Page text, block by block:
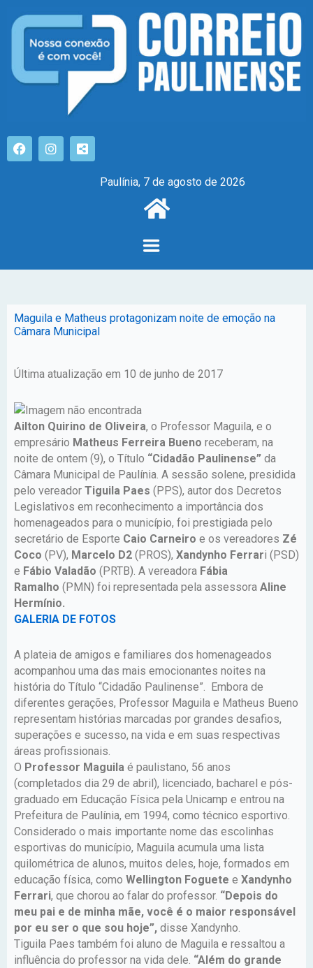
Paulínia, 7 de agosto de 2026
Maguila e Matheus protagonizam noite de emoção na
Câmara Municipal
Última atualização em 10 de junho de 2017
Ailton Quirino de Oliveira, o Professor Maguila, e o
empresário Matheus Ferreira Bueno receberam, na
noite de ontem (9), o Título “Cidadão Paulinense” da
Câmara Municipal de Paulínia. A sessão solene, presidida
pelo vereador Tiguila Paes (PPS), autor dos Decretos
Legislativos em reconhecimento a importância dos
homenageados para o município, foi prestigiada pelo
secretário de Esporte Caio Carneiro e os vereadores Zé
Coco (PV), Marcelo D2 (PROS), Xandynho Ferrari (PSD)
e Fábio Valadão (PRTB). A vereadora Fábia
Ramalho (PMN) foi representada pela assessora Aline
Hermínio.
GALERIA DE FOTOS
A plateia de amigos e familiares dos homenageados
acompanhou uma das mais emocionantes noites na
história do Título “Cidadão Paulinense”. Embora de
diferentes gerações, Professor Maguila e Matheus Bueno
representam histórias marcadas por grandes desafios,
superações e sucesso, na vida e em suas respectivas
áreas profissionais.
O Professor Maguila é paulistano, 56 anos
(completados dia 29 de abril), licenciado, bacharel e pós-
graduado em Educação Física pela Unicamp e entrou na
Prefeitura de Paulínia, em 1994, como técnico esportivo.
Considerado o mais importante nome das escolinhas
esportivas do município, Maguila acumula uma lista
quilométrica de alunos, muitos deles, hoje, formados em
educação física, como Wellington Foguete e Xandynho
Ferrari, que chorou ao falar do professor. “Depois do
meu pai e de minha mãe, você é o maior responsável
por eu ser o que sou hoje”, disse Xandynho.
Tiguila Paes também foi aluno de Maguila e ressaltou a
influência do professor na vida dele. “Além do grande